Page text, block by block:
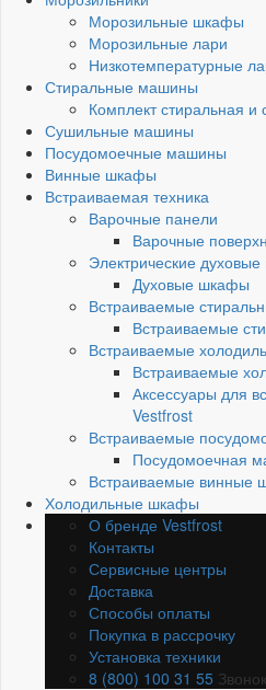
Морозильные шкафы
Морозильные лари
Низкотемпературные
Стиральные машины
Комплект стиральная
Сушильные машины
Посудомоечные машины
Винные шкафы
Встраиваемая техника
Варочные панели
Варочные
Электрические
Духовые шкафы
Встраиваемые
Встраиваемые
Встраиваемые
Встраиваемые
Аксессуары для
Vestfrost
Встраиваемые
Посудомоечная
Встраиваемые винные
Холодильные шкафы
О бренде Vestfrost
Контакты
Сервисные центры
Доставка
Способы оплаты
Покупка в рассрочку
Установка техники
8 (800) 100 31 55